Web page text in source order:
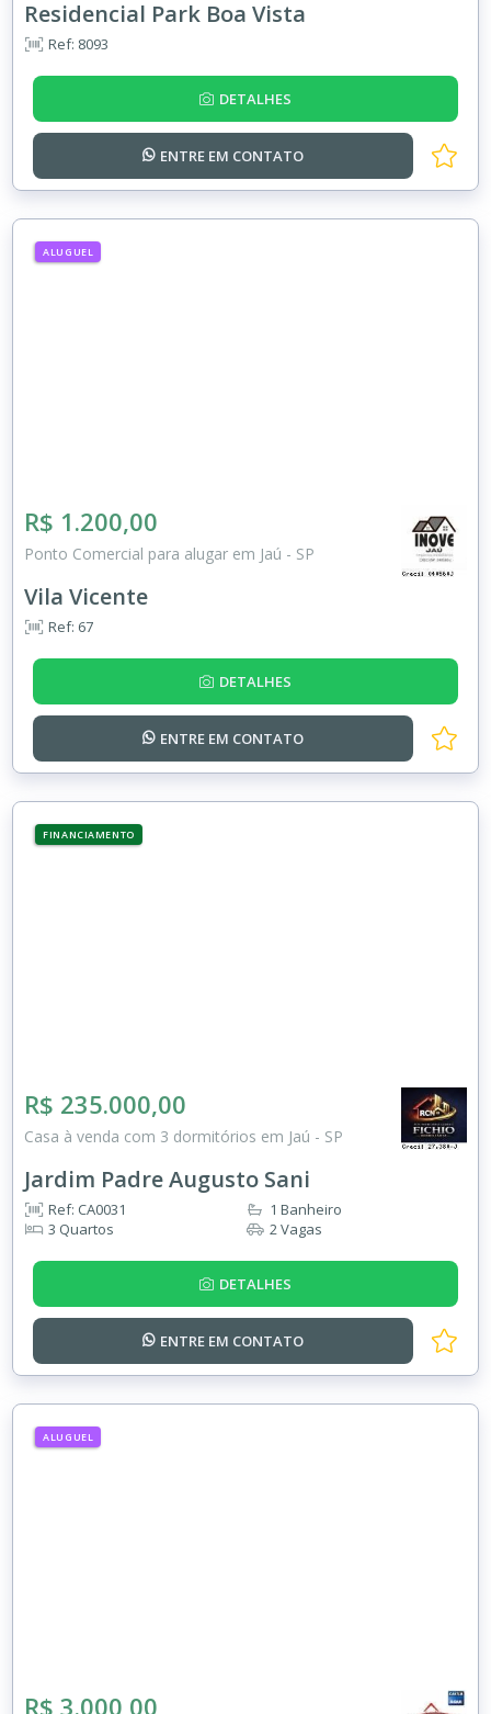
Residencial Park Boa Vista
Ref: 8093
DETALHES
ENTRE EM CONTATO
ALUGUEL
R$ 1.200,00
Ponto Comercial para alugar em Jaú - SP
Vila Vicente
Ref: 67
DETALHES
ENTRE EM CONTATO
FINANCIAMENTO
R$ 235.000,00
Casa à venda com 3 dormitórios em Jaú - SP
Jardim Padre Augusto Sani
Ref: CA0031
3 Quartos
1 Banheiro
2 Vagas
DETALHES
ENTRE EM CONTATO
ALUGUEL
R$ 3.000,00